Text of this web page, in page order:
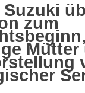
zum
Mütter